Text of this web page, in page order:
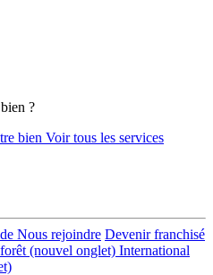
?
bien Voir tous les services
Nous rejoindre Devenir franchisé
(nouvel onglet) International